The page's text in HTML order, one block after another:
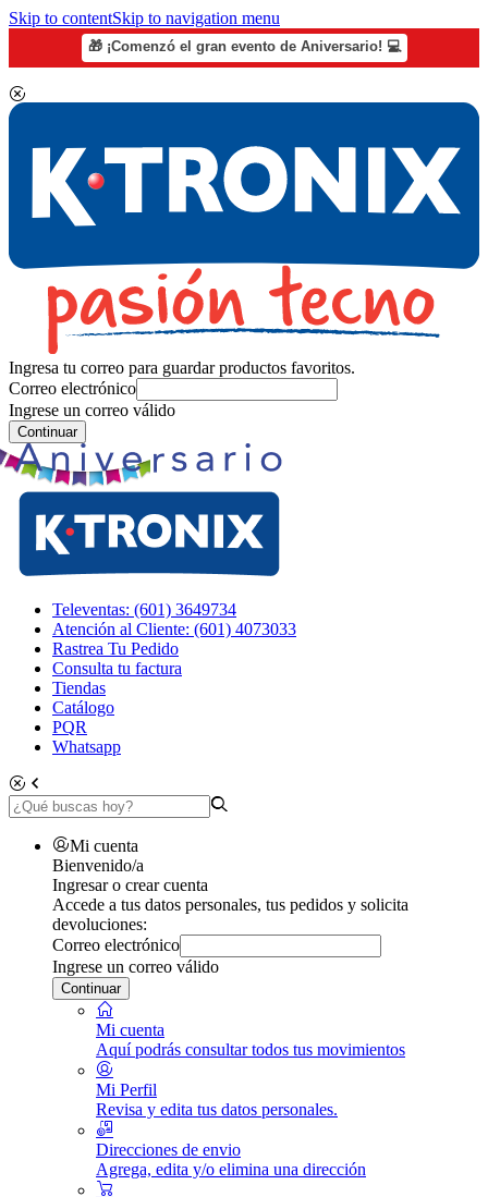
Skip to contentSkip to navigation menu
🎁 ¡Comenzó el gran evento de Aniversario! 💻
Ingresa tu correo para guardar productos favoritos.
Correo electrónico
Ingrese un correo válido
Continuar
Televentas: (601) 3649734
Atención al Cliente: (601) 4073033
Rastrea Tu Pedido
Consulta tu factura
Tiendas
Catálogo
PQR
Whatsapp
Mi cuenta
Bienvenido/a
Ingresar o crear cuenta
Accede a tus datos personales, tus pedidos y solicita
devoluciones:
Correo electrónico
Ingrese un correo válido
Continuar
Mi cuenta
Aquí podrás consultar todos tus movimientos
Mi Perfil
Revisa y edita tus datos personales.
Direcciones de envio
Agrega, edita y/o elimina una dirección